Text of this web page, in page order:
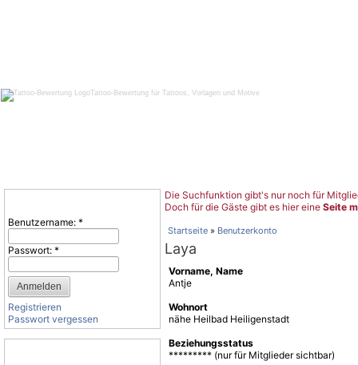
Tattoo-Bewertung für Tattoos, Vorlagen und Motive
Benutzername: *
Passwort: *
Registrieren
Passwort vergessen
Die Suchfunktion gibt's nur noch für
Doch für die Gäste gibt es hier eine Seite
Startseite » Benutzerkonto
Laya
Vorname, Name
Antje
Wohnort
nähe Heilbad Heiligenstadt
Beziehungsstatus
********* (nur für Mitglieder sichtbar)